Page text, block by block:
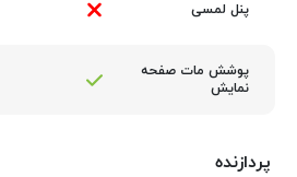
پنل لمسی
پوشش مات صفحه
نمایش
پردازنده